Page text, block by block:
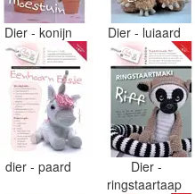
Dier - konijn Dier - luiaard
dier - paard
Dier -
ringstaartaap